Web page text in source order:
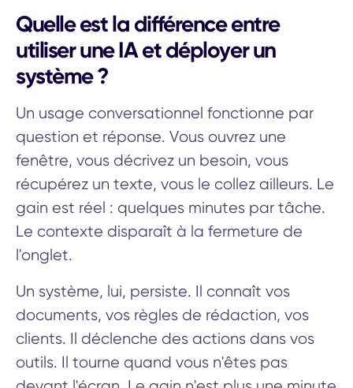
Quelle est la différence entre
utiliser une IA et déployer un
système ?
Un usage conversationnel fonctionne par
question et réponse. Vous ouvrez une
fenêtre, vous décrivez un besoin, vous
récupérez un texte, vous le collez ailleurs. Le
gain est réel : quelques minutes par tâche.
Le contexte disparaît à la fermeture de
l'onglet.
Un système, lui, persiste. Il connaît vos
documents, vos règles de rédaction, vos
clients. Il déclenche des actions dans vos
outils. Il tourne quand vous n'êtes pas